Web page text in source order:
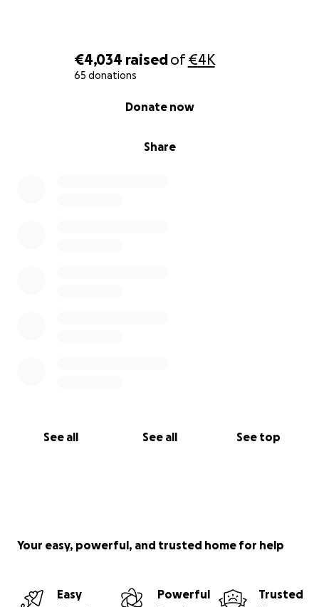
€4,034 raisedof€4K
65 donations
Share
Donate now
See all See all See top
Your easy, powerful, and trusted home for help
Easy
Powerful
Trusted